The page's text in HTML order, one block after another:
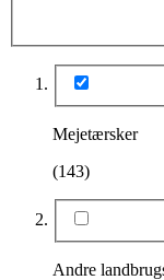
Mejetærsker
(143)
Andre